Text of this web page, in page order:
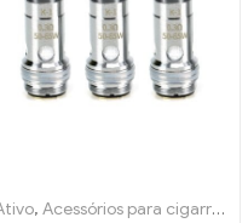
, Acessórios para cigarros eletrônicos